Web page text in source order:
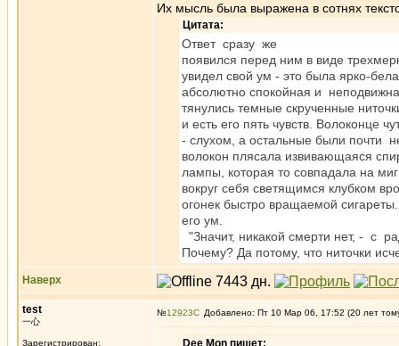
Их мысль была выражена в сотнях
Цитата:
Ответ сразу же
появился перед ним в виде
увидел свой ум - это была ярко-
абсолютно спокойная и
тянулись темные скрученные
и есть его пять чувств. Волоконце
- слухом, а остальные были почти
волокон плясала извивающаяся
лампы, которая то совпадала на
вокруг себя светящимся клубком
огонек быстро вращаемой
его ум.
"Значит, никакой смерти нет, - с
Почему? Да потому, что ниточки
Наверх
test
一心
Зарегистрирован:
№12923 Добавлено: Пт 10 Мар 06, 17:52 (20 лет
Dee Mon пишет: